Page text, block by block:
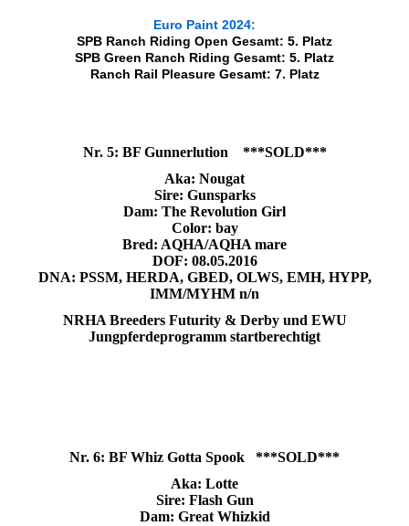
Euro Paint 2024:
SPB Ranch Riding Open Gesamt: 5. Platz
SPB Green Ranch Riding Gesamt: 5. Platz
Ranch Rail Pleasure Gesamt: 7. Platz
Nr. 5: BF Gunnerlution ***SOLD***
Aka: Nougat
Sire: Gunsparks
Dam: The Revolution Girl
Color: bay
Bred: AQHA/AQHA mare
DOF: 08.05.2016
DNA: PSSM, HERDA, GBED, OLWS, EMH, HYPP,
IMM/MYHM n/n
NRHA Breeders Futurity & Derby und EWU
Jungpferdeprogramm startberechtigt
Nr. 6: BF Whiz Gotta Spook ***SOLD***
Aka: Lotte
Sire: Flash Gun
Dam: Great Whizkid